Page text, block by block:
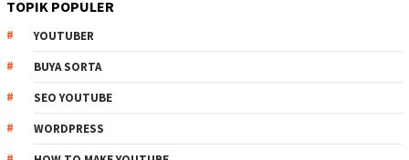
YOUTUBER
BUYA SORTA
SEO YOUTUBE
WORDPRESS